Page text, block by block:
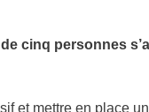
cinq personnes
et mettre en place